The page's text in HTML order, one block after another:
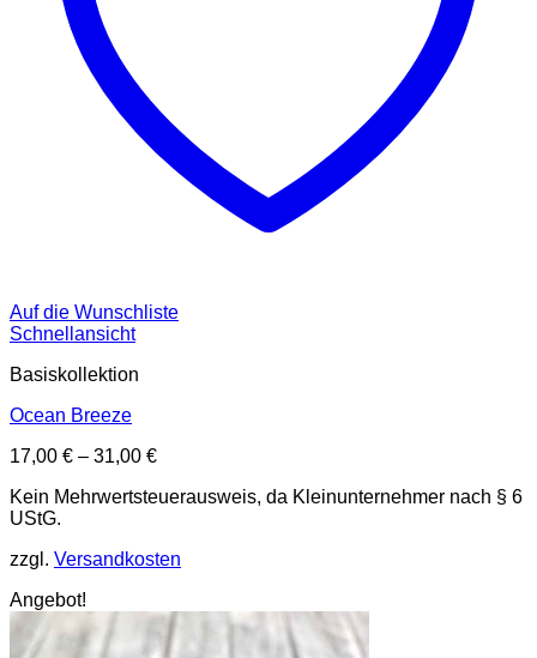
Auf die Wunschliste
Schnellansicht
Basiskollektion
Ocean Breeze
17,00 € – 31,00 €
Kein Mehrwertsteuerausweis, da Kleinunternehmer nach § 6
UStG.
zzgl. Versandkosten
Angebot!